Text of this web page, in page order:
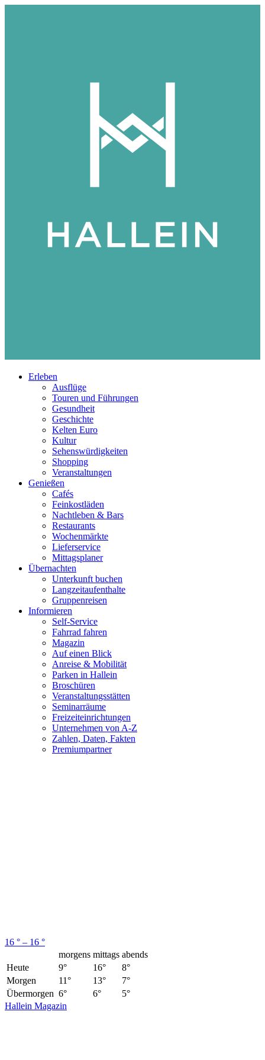
Erleben
Ausflüge
Touren und Führungen
Gesundheit
Geschichte
Kelten Euro
Kultur
Sehenswürdigkeiten
Shopping
Veranstaltungen
Genießen
Cafés
Feinkostläden
Nachtleben & Bars
Restaurants
Wochenmärkte
Lieferservice
Mittagsplaner
Übernachten
Unterkunft buchen
Langzeitaufenthalte
Gruppenreisen
Informieren
Self-Service
Fahrrad fahren
Magazin
Auf einen Blick
Anreise & Mobilität
Parken in Hallein
Broschüren
Veranstaltungsstätten
Seminarräume
Freizeiteinrichtungen
Unternehmen von A-Z
Zahlen, Daten, Fakten
Premiumpartner
16 ° – 16 °
morgens mittags abends
Heute
9° 16°
8°
Morgen
11° 13°
7°
Übermorgen 6° 6°
5°
Hallein Magazin